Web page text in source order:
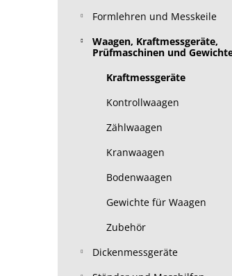
Formlehren und Messkeile
Waagen, Kraftmessgeräte,
Prüfmaschinen und
Kraftmessgeräte
Kontrollwaagen
Zählwaagen
Kranwaagen
Bodenwaagen
Gewichte für Waagen
Zubehör
Dickenmessgeräte